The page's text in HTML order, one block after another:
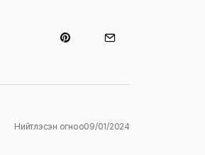
Нийтлэсэн огноо09/01/2024